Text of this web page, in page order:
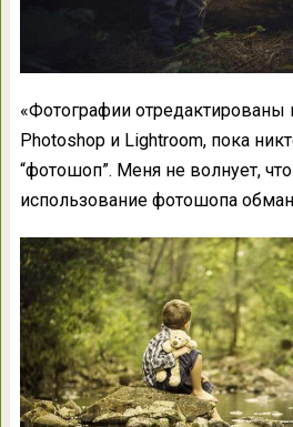
«Фотографии
Photoshop и Lightroom, пока
“фотошоп”. Меня не волнует, что
использование фотошопа